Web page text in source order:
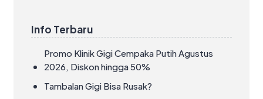
Info Terbaru
Promo Klinik Gigi Cempaka Putih Agustus
2026, Diskon hingga 50%
Tambalan Gigi Bisa Rusak?